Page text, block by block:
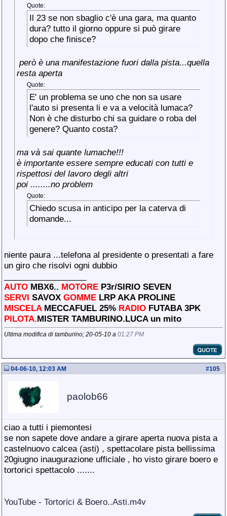
Quote:
Il 23 se non sbaglio c'è una gara, ma quanto
dura? tutto il giorno oppure si può girare
dopo che finisce?
però è una manifestazione fuori dalla pista...quella
resta aperta
Quote:
E' un problema se uno che non sa usare
l'auto si presenta li e va a velocità lumaca?
Non è che disturbo chi sa guidare o roba del
genere? Quanto costa?
ma và sai quante lumache!!!
è importante essere sempre educati con tutti e
rispettosi del lavoro degli altri
poi ........no problem
Quote:
Chiedo scusa in anticipo per la caterva di
domande...
niente paura ...telefona al presidente o presentati a fare
un giro che risolvi ogni dubbio
AUTO MBX6.. MOTORE P3r/SIRIO SEVEN
SERVI SAVOX GOMME LRP AKA PROLINE
MISCELA MECCAFUEL 25% RADIO FUTABA 3PK
PILOTA.MISTER TAMBURINO.LUCA un mito
Ultima modifica di tamburino; 20-05-10 a 01:27 PM
#105
04-06-10, 12:03 AM
paolob66
ciao a tutti i piemontesi
se non sapete dove andare a girare aperta nuova pista a
castelnuovo calcea (asti) , spettacolare pista bellissima
20giugno inaugurazione ufficiale , ho visto girare boero e
tortorici spettacolo .......
YouTube - Tortorici & Boero..Asti.m4v